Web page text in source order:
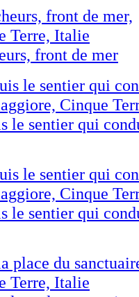
front de mer
le sentier qui
le sentier qui